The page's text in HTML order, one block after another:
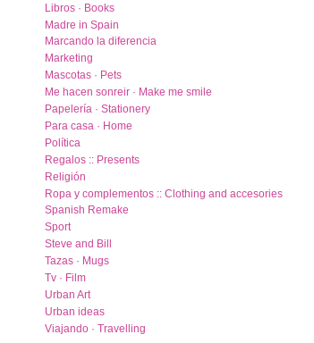
Libros · Books
Madre in Spain
Marcando la diferencia
Marketing
Mascotas · Pets
Me hacen sonreir · Make me smile
Papelería · Stationery
Para casa · Home
Política
Regalos :: Presents
Religión
Ropa y complementos :: Clothing and accesories
Spanish Remake
Sport
Steve and Bill
Tazas · Mugs
Tv · Film
Urban Art
Urban ideas
Viajando · Travelling